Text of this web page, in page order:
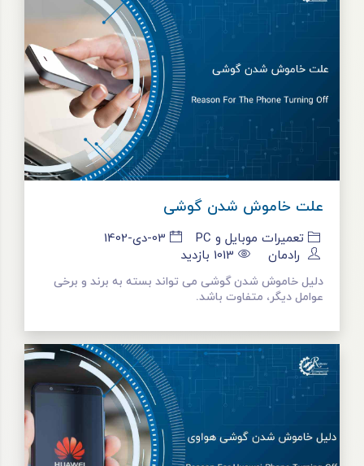
علت خاموش شدن گوشی
تعمیرات موبایل و PC
03-دی-1402
رادمان
بازدید 1013
دلیل خاموش شدن گوشی می‌ تواند بسته به برند و برخی
عوامل دیگر، متفاوت باشد.